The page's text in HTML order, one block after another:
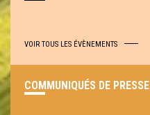
VOIR TOUS LES ÉVÈNEMENTS
COMMUNIQUÉS DE PRESSE